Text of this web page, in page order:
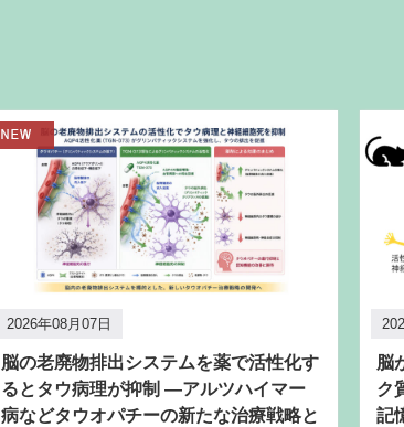
2026年08月07日
脳の老廃物排出システムを薬で活性化す
るとタウ病理が抑制 ―アルツハイマー
病などタウオパチーの新たな治療戦略と
脳
ク
記